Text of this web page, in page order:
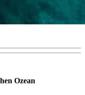
Ozean